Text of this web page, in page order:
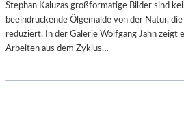
Stephan Kaluzas großformatige Bilder sind
beeindruckende Ölgemälde von der Natur,
reduziert. In der Galerie Wolfgang Jahn zeigt
Arbeiten aus dem Zyklus…